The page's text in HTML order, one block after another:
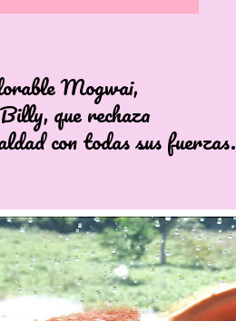
Mogwai,
que rechaza
todas sus fuerzas.